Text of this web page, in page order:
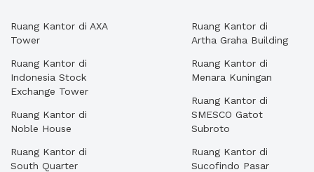
Ruang Kantor di AXA
Tower
Ruang Kantor di
Indonesia Stock
Exchange Tower
Ruang Kantor di
Noble House
Ruang Kantor di
South Quarter
Ruang Kantor di
Artha Graha Building
Ruang Kantor di
Menara Kuningan
Ruang Kantor di
SMESCO Gatot
Subroto
Ruang Kantor di
Sucofindo Pasar